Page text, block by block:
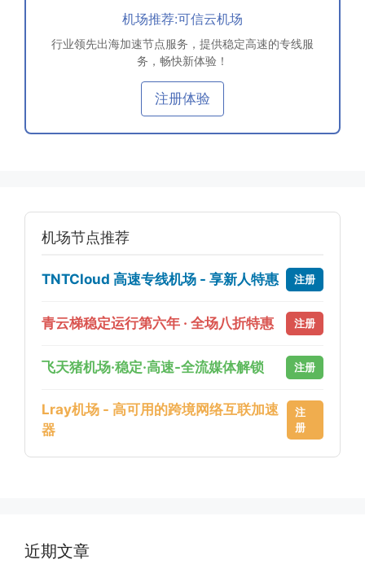
机场推荐:可信云机场
行业领先出海加速节点服务，提供稳定高速的专线服
务，畅快新体验！
注册体验
机场节点推荐
TNTCloud 高速专线机场 - 享新人特惠 注册
青云梯稳定运行第六年 · 全场八折特惠 注册
飞天猪机场·稳定·高速-全流媒体解锁 注册
Lray机场 - 高可用的跨境网络互联加速
器
注
册
近期文章